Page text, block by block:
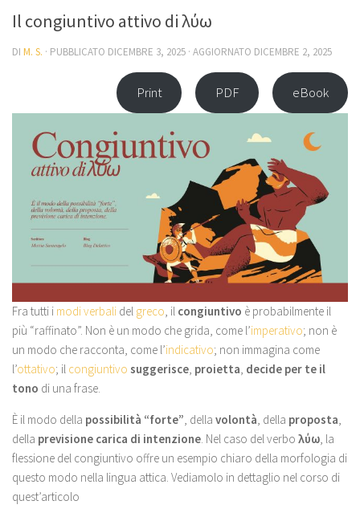
Il congiuntivo attivo di λύω
DI M. S. · PUBBLICATO DICEMBRE 3, 2025 · AGGIORNATO DICEMBRE 2, 2025
Print PDF eBook
Fra tutti i modi verbali del greco , il congiuntivo è probabilmente il
più “raffinato”. Non è un modo che grida, come l’imperativo; non è
un modo che racconta, come l’indicativo; non immagina come
l’ottativo; il congiuntivo suggerisce proietta decide per te il
tono di una frase.
È il modo della possibilità “forte” , della volontà , della proposta
della previsione carica di intenzione . Nel caso del verbo λύω , la
flessione del congiuntivo offre un esempio chiaro della morfologia di
questo modo nella lingua attica. Vediamolo in dettaglio nel corso di
quest’articolo